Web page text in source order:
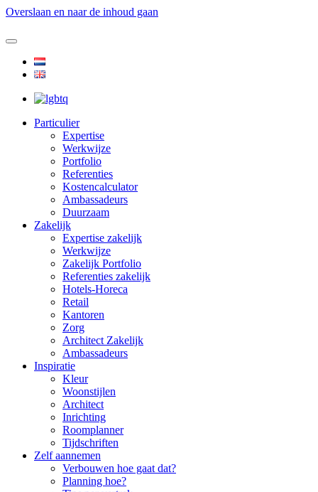
Overslaan en naar de inhoud gaan
Particulier
Expertise
Werkwijze
Portfolio
Referenties
Kostencalculator
Ambassadeurs
Duurzaam
Zakelijk
Expertise zakelijk
Werkwijze
Zakelijk Portfolio
Referenties zakelijk
Hotels-Horeca
Retail
Kantoren
Zorg
Architect Zakelijk
Ambassadeurs
Inspiratie
Kleur
Woonstijlen
Architect
Inrichting
Roomplanner
Tijdschriften
Zelf aannemen
Verbouwen hoe gaat dat?
Planning hoe?